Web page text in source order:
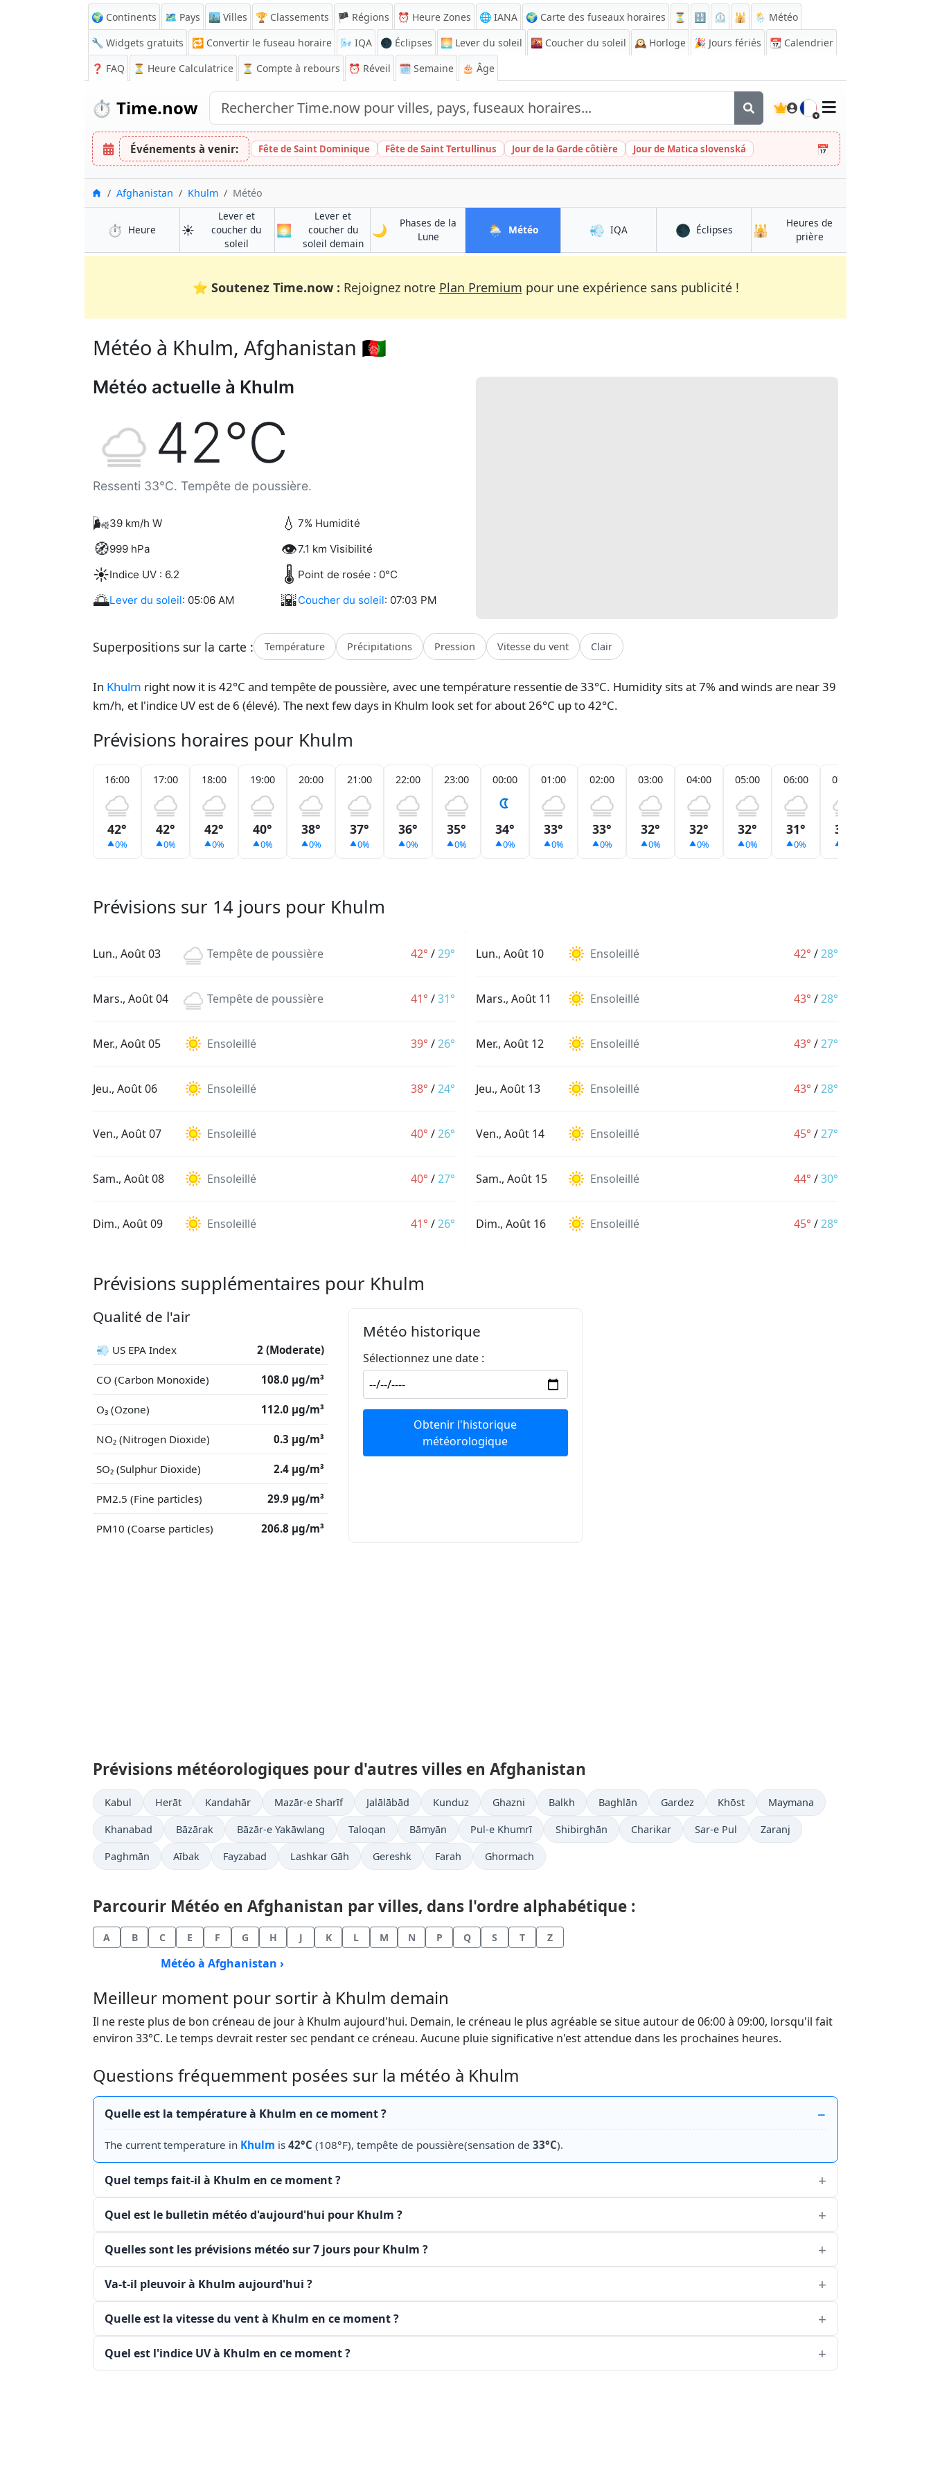
🌍 Continents 🗺️ Pays 🏙️ Villes 🏆 Classements 🏴 Régions ⏰ Heure Zones 🌐 IANA 🌍 Carte des fuseaux horaires ⏳ 🔡 ⏲️ 🕌
🌦️ Météo
🔧 Widgets gratuits
🔁 Convertir le fuseau horaire 🌬️ IQA 🌑 Éclipses 🌅 Lever du soleil 🌇 Coucher du soleil 🕰️ Horloge 🎉 Jours fériés 📆 Calendrier
❓ FAQ ⏳ Heure Calculatrice ⏳ Compte à rebours ⏰ Réveil 🗓️ Semaine 🎂 Âge
⏱️ Time.now 🇫🇷
Événements à venir: Fête de Saint Dominique Fête de Saint Tertullinus Jour de la Garde côtière Jour de Matica slovenská 📅
Accueil
Afghanistan Khulm Météo
⏱️ Heure à Khulm
☀️
Lever et
coucher du
soleilà Khulm
🌅
Lever et
coucher du
soleil demainà Khulm
🌙
Phases de la
Luneà Khulm 🌦️ Météoà Khulm 💨 IQAà Khulm 🌑 Éclipsesà Khulm
🕌
Heures de
prièreà Khulm
⭐ Soutenez Time.now : Rejoignez notre Plan Premium pour une expérience sans publicité !
Météo à Khulm, Afghanistan 🇦🇫
Météo actuelle à Khulm
42°C
Ressenti 33°C. Tempête de poussière.
🌬️39 km/h W 💧 7% Humidité
🧭999 hPa 👁️7.1 km Visibilité
☀️Indice UV : 6.2 🌡️ Point de rosée : 0°C
🌅Lever du soleil: 05:06 AM 🌇Coucher du soleil: 07:03 PM
Superpositions sur la carte : Température Précipitations Pression Vitesse du vent Clair
In Khulm right now it is 42°C and tempête de poussière, avec une température ressentie de 33°C. Humidity sits at 7% and winds are near 39
km/h, et l'indice UV est de 6 (élevé). The next few days in Khulm look set for about 26°C up to 42°C.
Prévisions horaires pour Khulm
16:00
42°
0%
17:00
42°
0%
18:00
42°
0%
19:00
40°
0%
20:00
38°
0%
21:00
37°
0%
22:00
36°
0%
23:00
35°
0%
00:00
34°
0%
01:00
33°
0%
02:00
33°
0%
03:00
32°
0%
04:00
32°
0%
05:00
32°
0%
06:00
31°
0%
07:00
33°
Prévisions sur 14 jours pour Khulm
Lun., Août 03 Tempête de poussière 42° /29°
Mars., Août 04 Tempête de poussière 41° /31°
Mer., Août 05 Ensoleillé 39° /26°
Jeu., Août 06 Ensoleillé 38° /24°
Ven., Août 07 Ensoleillé 40° /26°
Sam., Août 08 Ensoleillé 40° /27°
Dim., Août 09 Ensoleillé 41° /26°
Lun., Août 10 Ensoleillé 42° /28°
Mars., Août 11 Ensoleillé 43° /28°
Mer., Août 12 Ensoleillé 43° /27°
Jeu., Août 13 Ensoleillé 43° /28°
Ven., Août 14 Ensoleillé 45° /27°
Sam., Août 15 Ensoleillé 44° /30°
Dim., Août 16 Ensoleillé 45° /28°
Prévisions supplémentaires pour Khulm
Qualité de l'air
💨 US EPA Index 2 (Moderate)
CO (Carbon Monoxide) 108.0 μg/m³
O₃ (Ozone) 112.0 μg/m³
NO₂ (Nitrogen Dioxide) 0.3 μg/m³
SO₂ (Sulphur Dioxide) 2.4 μg/m³
PM2.5 (Fine particles) 29.9 μg/m³
PM10 (Coarse particles) 206.8 μg/m³
Météo historique
Sélectionnez une date :
Obtenir l'historique
météorologique
Prévisions météorologiques pour d'autres villes en Afghanistan
Kabul Herāt Kandahār Mazār-e Sharīf Jalālābād Kunduz Ghazni Balkh Baghlān Gardez Khōst Maymana
Khanabad Bāzārak Bāzār-e Yakāwlang Taloqan Bāmyān Pul-e Khumrī Shibirghān Charikar Sar-e Pul Zaranj
Paghmān Aībak Fayzabad Lashkar Gāh Gereshk Farah Ghormach
Parcourir Météo en Afghanistan par villes, dans l'ordre alphabétique :
A B C E F G H J K L M N P Q S T Z
Météo à Afghanistan ›
Meilleur moment pour sortir à Khulm demain
Il ne reste plus de bon créneau de jour à Khulm aujourd'hui. Demain, le créneau le plus agréable se situe autour de 06:00 à 09:00, lorsqu'il fait
environ 33°C. Le temps devrait rester sec pendant ce créneau. Aucune pluie significative n'est attendue dans les prochaines heures.
Questions fréquemment posées sur la météo à Khulm
Quelle est la température à Khulm en ce moment ?
The current temperature in Khulm is 42°C (108°F), tempête de poussière(sensation de 33°C).
Quel temps fait-il à Khulm en ce moment ?
Quel est le bulletin météo d'aujourd'hui pour Khulm ?
Quelles sont les prévisions météo sur 7 jours pour Khulm ?
Va-t-il pleuvoir à Khulm aujourd'hui ?
Quelle est la vitesse du vent à Khulm en ce moment ?
Quel est l'indice UV à Khulm en ce moment ?